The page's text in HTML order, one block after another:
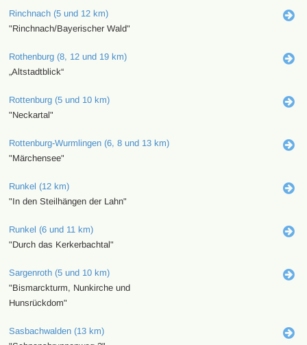
Rinchnach (5 und 12 km)
"Rinchnach/Bayerischer Wald"
Rothenburg (8, 12 und 19 km)
„Altstadtblick“
Rottenburg (5 und 10 km)
"Neckartal"
Rottenburg-Wurmlingen (6, 8 und 13 km)
"Märchensee"
Runkel (12 km)
"In den Steilhängen der Lahn"
Runkel (6 und 11 km)
"Durch das Kerkerbachtal"
Sargenroth (5 und 10 km)
"Bismarckturm, Nunkirche und
Hunsrückdom"
Sasbachwalden (13 km)